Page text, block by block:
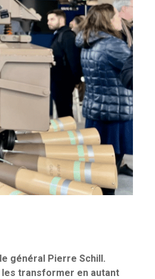
général Pierre Schill.
transformer en autant